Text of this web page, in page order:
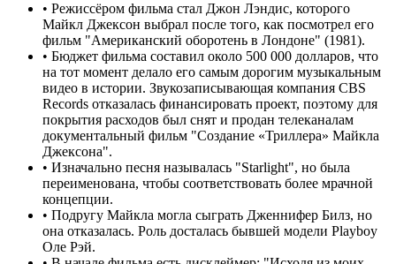
• Режиссёром фильма стал Джон Лэндис, которого
Майкл Джексон выбрал после того, как посмотрел его
фильм "Американский оборотень в Лондоне" (1981).
• Бюджет фильма составил около 500 000 долларов, что
на тот момент делало его самым дорогим музыкальным
видео в истории. Звукозаписывающая компания CBS
Records отказалась финансировать проект, поэтому для
покрытия расходов был снят и продан телеканалам
документальный фильм "Создание «Триллера» Майкла
Джексона".
• Изначально песня называлась "Starlight", но была
переименована, чтобы соответствовать более мрачной
концепции.
• Подругу Майкла могла сыграть Дженнифер Билз, но
она отказалась. Роль досталась бывшей модели Playboy
Оле Рэй.